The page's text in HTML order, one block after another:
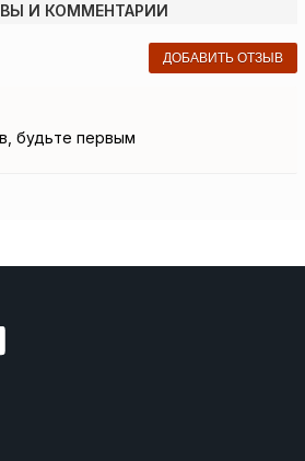
И КОММЕНТАРИИ
ДОБАВИТЬ ОТЗЫВ
будьте первым